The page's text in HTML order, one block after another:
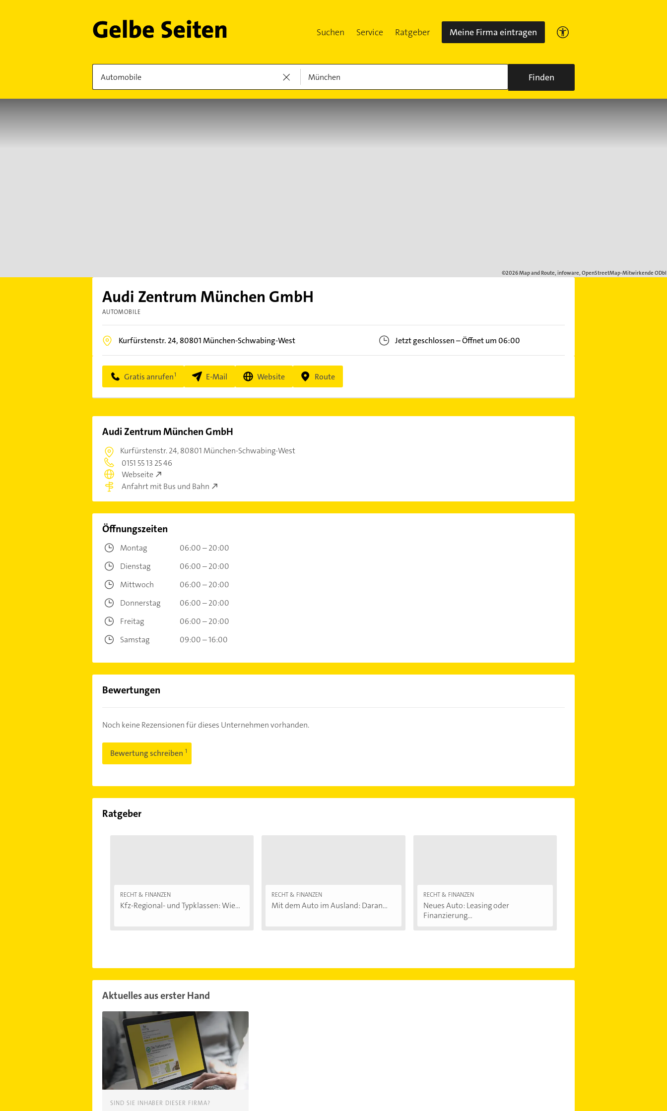
Suchen Service Ratgeber Meine Firma eintragen
Finden
Audi Zentrum München GmbH
AUTOMOBILE
Kurfürstenstr. 24, 80801München-Schwabing-West Jetzt geschlossen–Öffnet um 06:00
Gratis anrufen E-Mail Website Route
Audi Zentrum München GmbH
Kurfürstenstr. 24,80801 München-Schwabing-West
0151 55 13 25 46
Webseite
Anfahrt mit Bus und Bahn
Öffnungszeiten
Montag
06:00 – 20:00
Dienstag
06:00 – 20:00
Mittwoch
06:00 – 20:00
Donnerstag
06:00 – 20:00
Freitag
06:00 – 20:00
Samstag
09:00 – 16:00
Bewertungen
Noch keine Rezensionen für dieses Unternehmen vorhanden.
Bewertung schreiben
Ratgeber
RECHT & FINANZEN
Kfz-Regional- und Typklassen: Wie...
RECHT & FINANZEN
Mit dem Auto im Ausland: Daran...
RECHT & FINANZEN
Neues Auto: Leasing oder
Finanzierung...
Aktuelles aus erster Hand
SIND SIE INHABER DIESER FIRMA?